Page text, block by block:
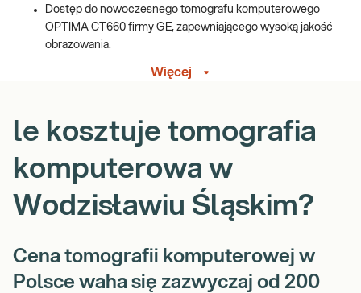
Dostęp do nowoczesnego tomografu komputerowego
OPTIMA CT660 firmy GE, zapewniającego wysoką jakość
obrazowania.
i zwiększa komfort pacjenta.
szczególnie dla dzieci i osób starszych.
anatomicznych: głowy, klatki piersiowej, kręgosłupa oraz
jamy brzusznej.
Komfort i bezpieczeństwo pacjentów
Więcej
le kosztuje tomografia
komputerowa w
Wodzisławiu Śląskim?
Cena tomografii komputerowej w
Polsce waha się zazwyczaj od 200